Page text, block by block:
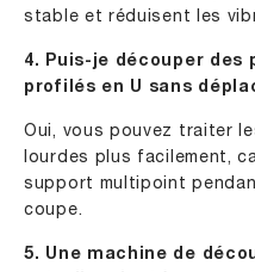
stable et réduisent les
4. Puis-je découper des
profilés en U sans
Oui, vous pouvez traiter
lourdes plus facilement,
support multipoint
coupe.
5. Une machine de